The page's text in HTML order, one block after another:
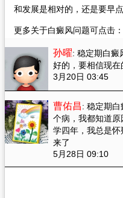
和发展是相对的，还是要早
更多关于白癜风问题可点击：
孙曜: 稳定期白癜
好的，要相信现
3月20日 03:45
曹佑昌: 稳定期
个病，我都知道
学四年，我总是
来了
5月28日 09:10